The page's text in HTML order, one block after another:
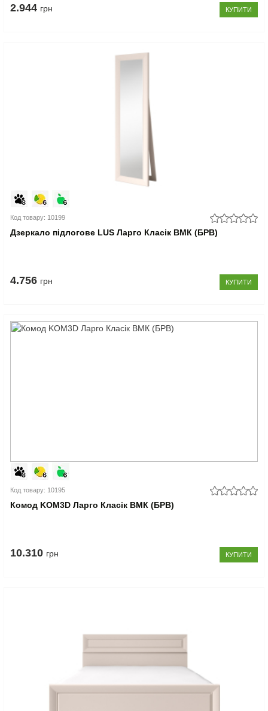
2.944 грн КУПИТИ
Код товару: 10199
Дзеркало підлогове LUS Ларго Класік ВМК (БРВ)
4.756 грн КУПИТИ
Код товару: 10195
Комод KOM3D Ларго Класік ВМК (БРВ)
10.310 грн КУПИТИ